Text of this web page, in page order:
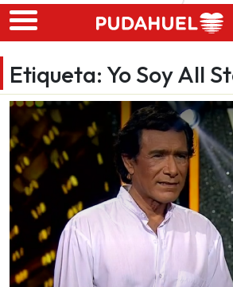
Skip to main content
Etiqueta:Yo Soy All